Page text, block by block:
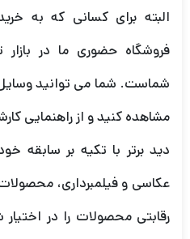
البته برای کسانی که به
فروشگاه حضوری ما در
شماست. شما می توانید وسایل
مشاهده کنید و از راهنمایی
دید برتر با تکیه بر سابقه
عکاسی و فیلمبرداری،
رقابتی محصولات را در